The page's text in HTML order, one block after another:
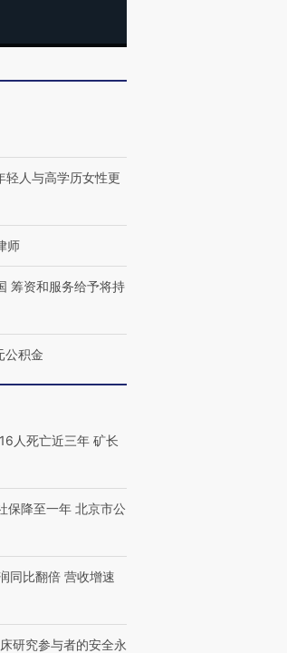
用街头抗争将教
台
机”？难民潮撕裂西班牙
飞地休达
生活方式·第三对
住三大增长引擎是什么？
轻人与高学历女性更
师
筹资和服务给予将持
公积金
人死亡近三年 矿长
保降至一年 北京市公
同比翻倍 营收增速
研究参与者的安全永